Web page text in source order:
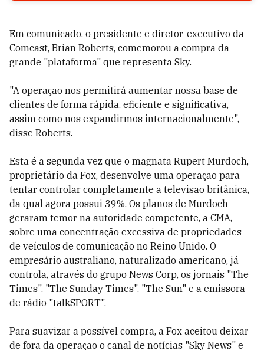
Em comunicado, o presidente e diretor-executivo da
Comcast, Brian Roberts, comemorou a compra da
grande "plataforma" que representa Sky.
"A operação nos permitirá aumentar nossa base de
clientes de forma rápida, eficiente e significativa,
assim como nos expandirmos internacionalmente",
disse Roberts.
Esta é a segunda vez que o magnata Rupert Murdoch,
proprietário da Fox, desenvolve uma operação para
tentar controlar completamente a televisão britânica,
da qual agora possui 39%. Os planos de Murdoch
geraram temor na autoridade competente, a CMA,
sobre uma concentração excessiva de propriedades
de veículos de comunicação no Reino Unido. O
empresário australiano, naturalizado americano, já
controla, através do grupo News Corp, os jornais "The
Times", "The Sunday Times", "The Sun" e a emissora
de rádio "talkSPORT".
Para suavizar a possível compra, a Fox aceitou deixar
de fora da operação o canal de notícias "Sky News" e